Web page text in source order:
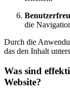
die
Durch die
das den Inhalt
Was sind
Website?